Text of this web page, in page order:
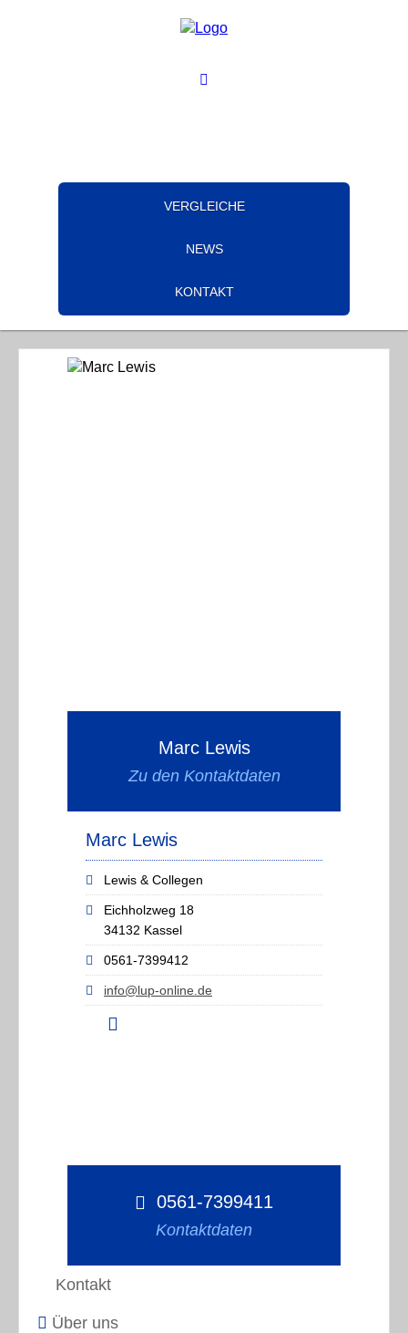
VERGLEICHE
NEWS
KONTAKT
Marc Lewis
Zu den Kontaktdaten
Marc Lewis
Lewis & Collegen
Eichholzweg 18
34132 Kassel
0561-7399412
info@lup-online.de
0561-7399411
Kontaktdaten
Kontakt
Über uns